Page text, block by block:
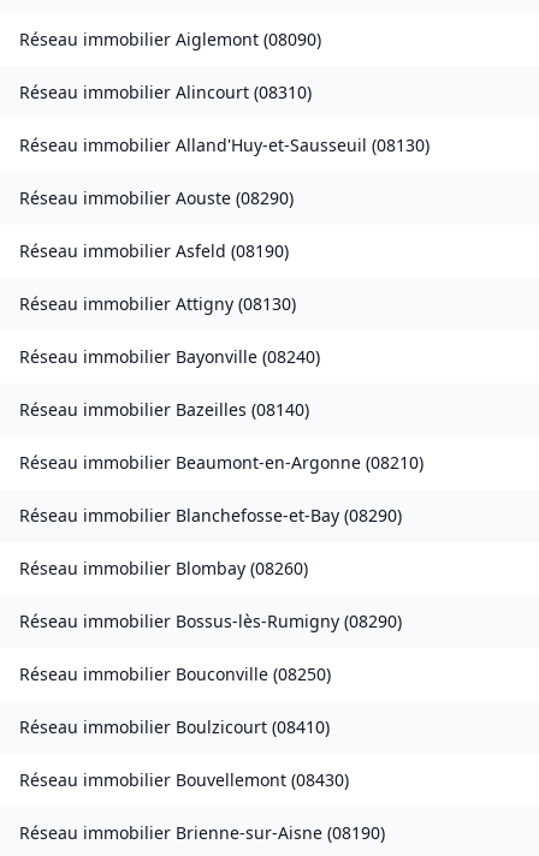
Réseau immobilier Aiglemont (08090)
Réseau immobilier Alincourt (08310)
Réseau immobilier Alland'Huy-et-Sausseuil (08130)
Réseau immobilier Aouste (08290)
Réseau immobilier Asfeld (08190)
Réseau immobilier Attigny (08130)
Réseau immobilier Bayonville (08240)
Réseau immobilier Bazeilles (08140)
Réseau immobilier Beaumont-en-Argonne (08210)
Réseau immobilier Blanchefosse-et-Bay (08290)
Réseau immobilier Blombay (08260)
Réseau immobilier Bossus-lès-Rumigny (08290)
Réseau immobilier Bouconville (08250)
Réseau immobilier Boulzicourt (08410)
Réseau immobilier Bouvellemont (08430)
Réseau immobilier Brienne-sur-Aisne (08190)